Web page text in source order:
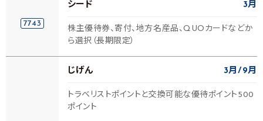
7743
シード 3月
株主優待券、寄付、地方名産品、QUOカードなどか
ら選択（長期限定）
じげん 3月 9月
トラベリストポイントと交換可能な優待ポイント500
ポイント